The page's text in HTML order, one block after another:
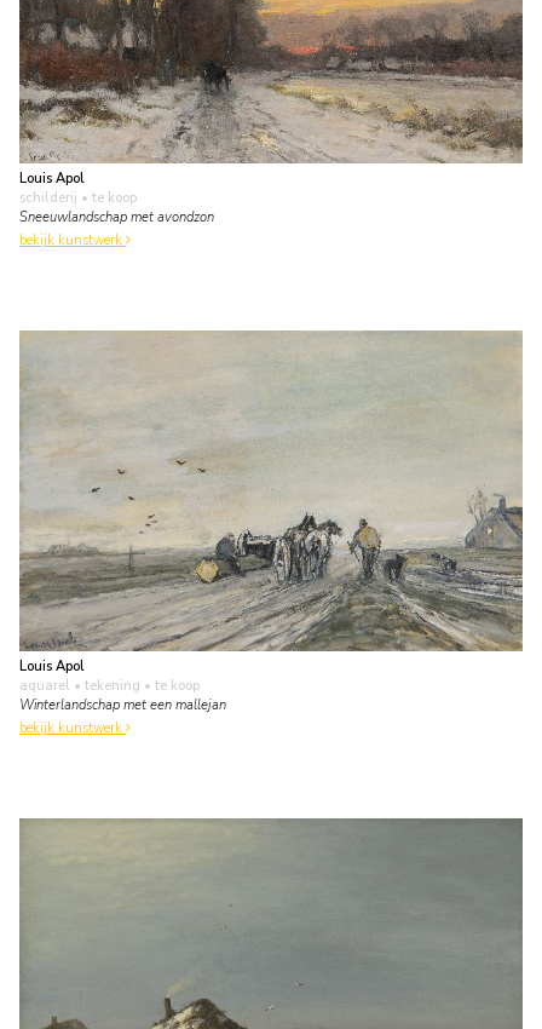
Louis Apol
schilderij • te koop
Sneeuwlandschap met avondzon
bekijk kunstwerk
Louis Apol
aquarel • tekening • te koop
Winterlandschap met een mallejan
bekijk kunstwerk